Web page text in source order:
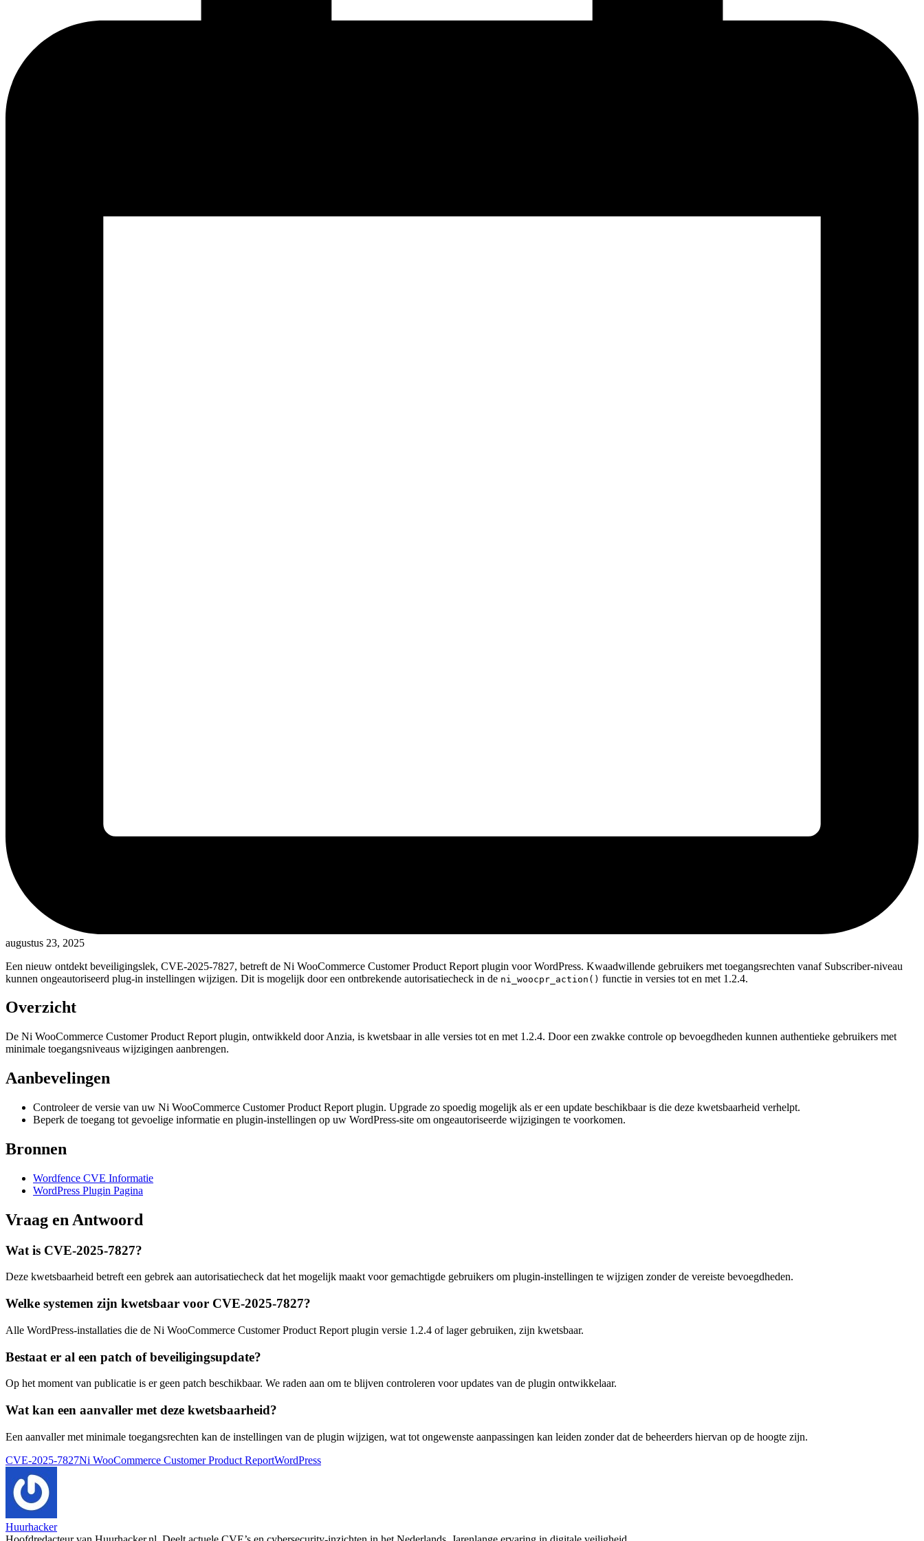
augustus 23, 2025
Een nieuw ontdekt beveiligingslek, CVE-2025-7827, betreft de Ni WooCommerce Customer Product Report plugin voor WordPress. Kwaadwillende gebruikers met toegangsrechten vanaf Subscriber-niveau
kunnen ongeautoriseerd plug-in instellingen wijzigen. Dit is mogelijk door een ontbrekende autorisatiecheck in de ni_woocpr_action() functie in versies tot en met 1.2.4.
Overzicht
De Ni WooCommerce Customer Product Report plugin, ontwikkeld door Anzia, is kwetsbaar in alle versies tot en met 1.2.4. Door een zwakke controle op bevoegdheden kunnen authentieke gebruikers met
minimale toegangsniveaus wijzigingen aanbrengen.
Aanbevelingen
Controleer de versie van uw Ni WooCommerce Customer Product Report plugin. Upgrade zo spoedig mogelijk als er een update beschikbaar is die deze kwetsbaarheid verhelpt.
Beperk de toegang tot gevoelige informatie en plugin-instellingen op uw WordPress-site om ongeautoriseerde wijzigingen te voorkomen.
Bronnen
Wordfence CVE Informatie
WordPress Plugin Pagina
Vraag en Antwoord
Wat is CVE-2025-7827?
Deze kwetsbaarheid betreft een gebrek aan autorisatiecheck dat het mogelijk maakt voor gemachtigde gebruikers om plugin-instellingen te wijzigen zonder de vereiste bevoegdheden.
Welke systemen zijn kwetsbaar voor CVE-2025-7827?
Alle WordPress-installaties die de Ni WooCommerce Customer Product Report plugin versie 1.2.4 of lager gebruiken, zijn kwetsbaar.
Bestaat er al een patch of beveiligingsupdate?
Op het moment van publicatie is er geen patch beschikbaar. We raden aan om te blijven controleren voor updates van de plugin ontwikkelaar.
Wat kan een aanvaller met deze kwetsbaarheid?
Een aanvaller met minimale toegangsrechten kan de instellingen van de plugin wijzigen, wat tot ongewenste aanpassingen kan leiden zonder dat de beheerders hiervan op de hoogte zijn.
Tags:
CVE-2025-7827Ni WooCommerce Customer Product ReportWordPress
Huurhacker